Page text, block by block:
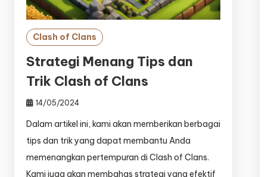
Clash of Clans
Strategi Menang Tips dan
Trik Clash of Clans
14/05/2024
Dalam artikel ini, kami akan memberikan berbagai
tips dan trik yang dapat membantu Anda
memenangkan pertempuran di Clash of Clans.
Kami juga akan membahas strategi yang efektif